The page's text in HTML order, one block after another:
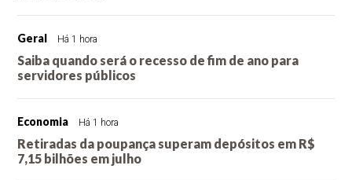
Geral Há 1 hora
Saiba quando será o recesso de fim de ano para
servidores públicos
Economia Há 1 hora
Retiradas da poupança superam depósitos em R$
7,15 bilhões em julho